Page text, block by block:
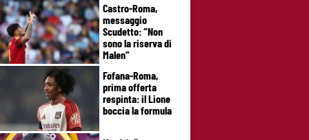
Castro-Roma,
messaggio
Scudetto: “Non
sono la riserva di
Malen”
Fofana-Roma,
prima offerta
respinta: il Lione
boccia la formula